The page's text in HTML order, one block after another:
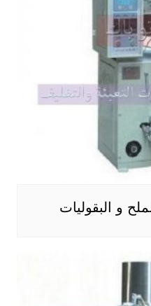
و البقوليات